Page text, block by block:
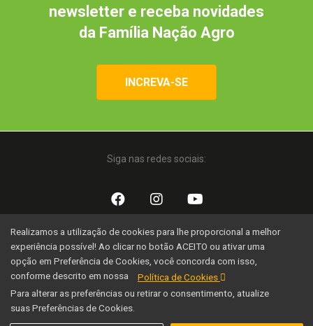
newsletter e receba novidades
da Família Nação Agro
INCREVA-SE
Siga nas redes sociais:
Uma iniciativa:
Realizamos a utilização de cookies para lhe proporcional a melhor
experiência possível! Ao clicar no botão ACEITO ou ativar uma
opção em Preferência de Cookies, você concorda com isso,
conforme descrito em nossa
Para alterar as preferências ou retirar o consentimento, atualize
suas Preferências de Cookies.
Política de Cookies